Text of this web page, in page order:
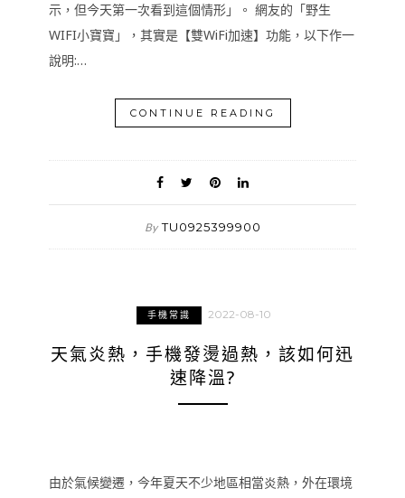
示，但今天第一次看到這個情形」。 網友的「野生
WIFI小寶寶」，其實是【雙WiFi加速】功能，以下作一
說明:…
CONTINUE READING
By TU0925399900
手機常識 2022-08-10
天氣炎熱，手機發燙過熱，該如何迅
速降溫?
由於氣候變遷，今年夏天不少地區相當炎熱，外在環境